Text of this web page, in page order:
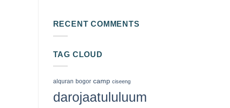
Merayakan
Ketangguhan
Laporan
2
Kambing/Domba,
dan
535
Kantong
Qurban
RECENT COMMENTS
TAG CLOUD
alquran bogor camp ciseeng
darojaatululuum